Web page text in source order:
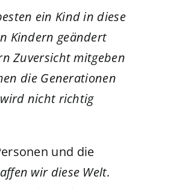
ein Kind in diese
Kindern geändert
Zuversicht mitgeben
die Generationen
nicht richtig
und die
wir diese Welt.